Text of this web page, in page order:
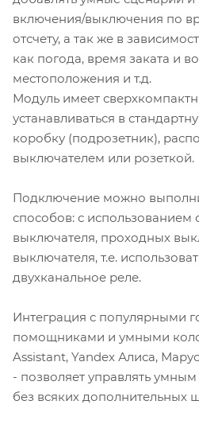
включения/выключения по
отсчету, а так же в
как погода, время заката и
местоположения и т.д.
Модуль имеет
устанавливаться в
коробку (подрозетник),
выключателем или розеткой.
Подключение можно
способов: с использованием
выключателя, проходных
выключателя, т.е.
двухканальное реле.
Интеграция с популярными
помощниками и умными
Assistant, Yandex Алиса,
- позволяет управлять
без всяких дополнительных